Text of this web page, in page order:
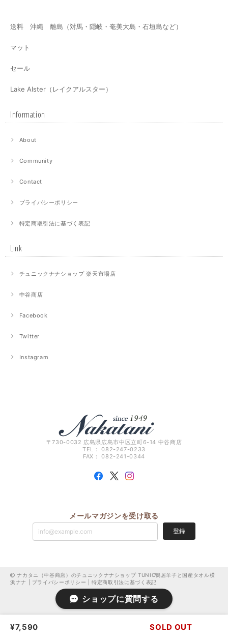
送料 沖縄 離島（対馬・隠岐・奄美大島・石垣島など）
マット
セール
Lake Alster（レイクアルスター）
Information
About
Community
Contact
プライバシーポリシー
特定商取引法に基づく表記
Link
チュニックナナショップ 楽天市場店
中谷商店
Facebook
Twitter
Instagram
〒730-0032 広島県広島市中区立町6-14 中谷商店
TEL： 082-247-0233
FAX： 082-241-0344
メールマガジンを受け取る
登録
ナカタニ（中谷商店）のチュニックナナショップ TUNIC鴨居羊子と国産タオル横
浜ナナ | プライバシーポリシー |特定商取引法に基づく表記
¥7,590 SOLD OUT
ショップに質問する